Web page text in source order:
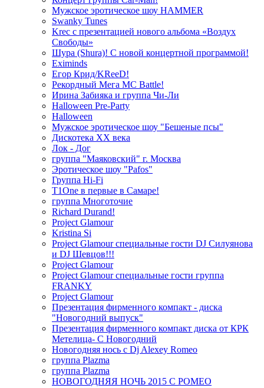
Мужское эротическое шоу HAMMER
Swanky Tunes
Krec с презентацией нового альбома «Воздух
Свободы»
Шура (Shura)! С новой концертной программой!
Eximinds
Егор Крид/KReeD!
Рекордный Мега МС Battle!
Ирина Забияка и группа Чи-Ли
Halloween Pre-Party
Halloween
Мужское эротическое шоу "Бешеные псы"
Дискотека ХХ века
Лок - Дог
группа "Маяковский" г. Москва
Эротическое шоу "Pafos"
Группа Hi-Fi
T1One в первые в Самаре!
группа Многоточие
Richard Durand!
Project Glamour
Kristina Si
Project Glamour специальные гости DJ Силуянова
и DJ Шевцов!!!
Project Glamour
Project Glamour специальные гости группа
FRANKY
Project Glamour
Презентация фирменного компакт - диска
"Новогодний выпуск"
Презентация фирменного компакт диска от КРК
Метелица- С Новогодний
Новогодняя нось с Dj Alexey Romeo
группа Plazma
группа Plazma
НОВОГОДНЯЯ НОЧЬ 2015 C РОМЕО